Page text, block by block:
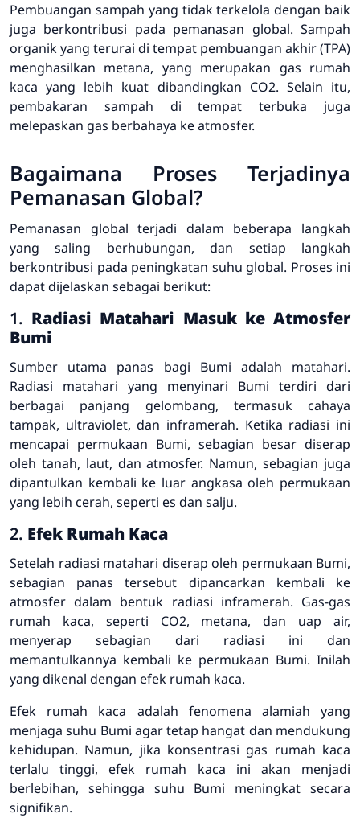
Pembuangan sampah yang tidak terkelola dengan baik
juga berkontribusi pada pemanasan global. Sampah
organik yang terurai di tempat pembuangan akhir (TPA)
menghasilkan metana, yang merupakan gas rumah
kaca yang lebih kuat dibandingkan CO2. Selain itu,
pembakaran sampah di tempat terbuka juga
melepaskan gas berbahaya ke atmosfer.
Bagaimana Proses Terjadinya
Pemanasan Global?
Pemanasan global terjadi dalam beberapa langkah
yang saling berhubungan, dan setiap langkah
berkontribusi pada peningkatan suhu global. Proses ini
dapat dijelaskan sebagai berikut:
1. Radiasi Matahari Masuk ke Atmosfer
Bumi
Sumber utama panas bagi Bumi adalah matahari.
Radiasi matahari yang menyinari Bumi terdiri dari
berbagai panjang gelombang, termasuk cahaya
tampak, ultraviolet, dan inframerah. Ketika radiasi ini
mencapai permukaan Bumi, sebagian besar diserap
oleh tanah, laut, dan atmosfer. Namun, sebagian juga
dipantulkan kembali ke luar angkasa oleh permukaan
yang lebih cerah, seperti es dan salju.
2. Efek Rumah Kaca
Setelah radiasi matahari diserap oleh permukaan Bumi,
sebagian panas tersebut dipancarkan kembali ke
atmosfer dalam bentuk radiasi inframerah. Gas-gas
rumah kaca, seperti CO2, metana, dan uap air,
menyerap sebagian dari radiasi ini dan
memantulkannya kembali ke permukaan Bumi. Inilah
yang dikenal dengan efek rumah kaca.
Efek rumah kaca adalah fenomena alamiah yang
menjaga suhu Bumi agar tetap hangat dan mendukung
kehidupan. Namun, jika konsentrasi gas rumah kaca
terlalu tinggi, efek rumah kaca ini akan menjadi
berlebihan, sehingga suhu Bumi meningkat secara
signifikan.